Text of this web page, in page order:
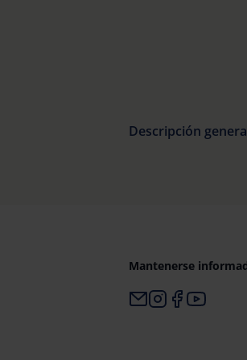
Descripción
Mantenerse